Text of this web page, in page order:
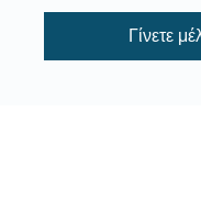
Γίνετε